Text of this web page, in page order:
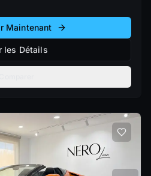
Maintenant
les Détails